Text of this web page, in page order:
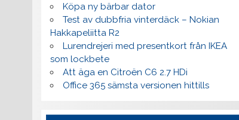
Köpa ny bärbar dator
Test av dubbfria vinterdäck – Nokian
Hakkapeliitta R2
Lurendrejeri med presentkort från IKEA
som lockbete
Att äga en Citroën C6 2.7 HDi
Office 365 sämsta versionen hittills